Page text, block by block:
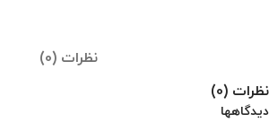
نظرات (0)
نظرات (0)
دیدگاهها